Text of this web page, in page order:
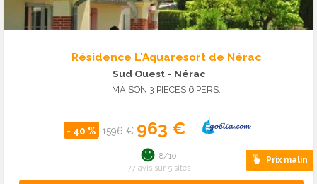
Résidence L'Aquaresort de Nérac
Sud Ouest - Nérac
MAISON 3 PIECES 6 PERS.
- 40 % 1596 € 963 €
Prix malin
8/10
77 avis sur 5 sites